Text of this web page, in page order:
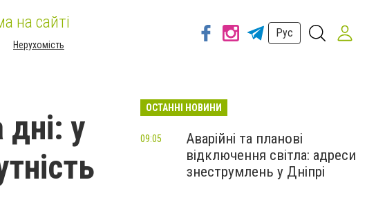
на сайті
Нерухомість
Рус
у
ОСТАННІ НОВИНИ
Аварійні та планові
відключення світла: адреси
знеструмлень у Дніпрі
09:05